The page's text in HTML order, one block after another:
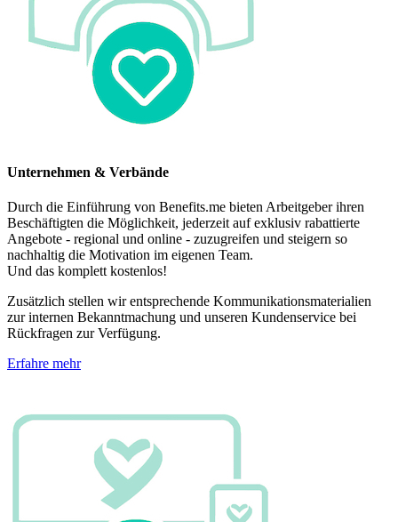
Unternehmen & Verbände
Durch die Einführung von Benefits.me bieten Arbeitgeber ihren
Beschäftigten die Möglichkeit, jederzeit auf exklusiv rabattierte
Angebote - regional und online - zuzugreifen und steigern so
nachhaltig die Motivation im eigenen Team.
Und das komplett kostenlos!
Zusätzlich stellen wir entsprechende Kommunikationsmaterialien
zur internen Bekanntmachung und unseren Kundenservice bei
Rückfragen zur Verfügung.
Erfahre mehr